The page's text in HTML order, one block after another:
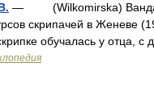
— (Wilkomirska) Ванда
скрипачей в Женеве
обучалась у отца, с